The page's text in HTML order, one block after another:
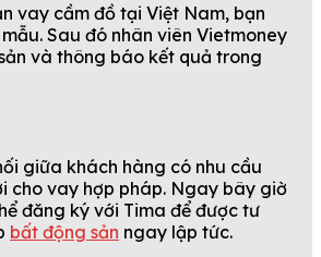
vay cầm đồ tại Việt Nam, bạn
Sau đó nhân viên Vietmoney
và thông báo kết quả trong
giữa khách hàng có nhu cầu
cho vay hợp pháp. Ngay bây giờ
đăng ký với Tima để được tư
bất động sản ngay lập tức.